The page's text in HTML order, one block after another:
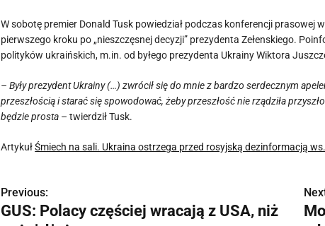
W sobotę premier Donald Tusk powiedział podczas konferencji prasowej
pierwszego kroku po „nieszczęsnej decyzji” prezydenta Zełenskiego.
polityków ukraińskich, m.in. od byłego prezydenta Ukrainy Wiktora
– Były prezydent Ukrainy (…) zwrócił się do mnie z bardzo serdecznym
przeszłością i starać się spowodować, żeby przeszłość nie rządziła
będzie prosta – twierdził Tusk.
ArtykułŚmiech na sali. Ukraina ostrzega przed rosyjską dezinformacją ws.
N
Previous:
GUS: Polacy częściej wracają z USA, niż